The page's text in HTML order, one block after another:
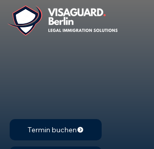
Termin buchen